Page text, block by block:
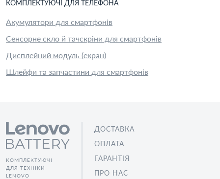
КОМПЛЕКТУЮЧІ ДЛЯ ТЕЛЕФОНА
Акумулятори для смартфонів
Сенсорне скло й тачскріни для смартфонів
Дисплейний модуль (екран)
Шлейфи та запчастини для смартфонів
КОМПЛЕКТУЮЧІ
ДЛЯ ТЕХНІКИ
LENOVO
ДОСТАВКА
ОПЛАТА
ГАРАНТІЯ
ПРО НАС